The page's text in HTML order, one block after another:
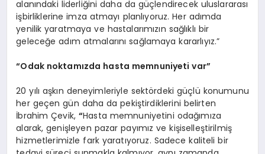
alanındaki liderliğini daha da güçlendirecek uluslararası
işbirliklerine imza atmayı planlıyoruz. Her adımda
yenilik yaratmaya ve hastalarımızın sağlıklı bir
geleceğe adım atmalarını sağlamaya kararlıyız.”
“Odak noktamızda hasta memnuniyeti var”
20 yılı aşkın deneyimleriyle sektördeki güçlü konumunu
her geçen gün daha da pekiştirdiklerini belirten
İbrahim Çevik, “Hasta memnuniyetini odağımıza
alarak, genişleyen pazar payımız ve kişiselleştirilmiş
hizmetlerimizle fark yaratıyoruz. Sadece kaliteli bir